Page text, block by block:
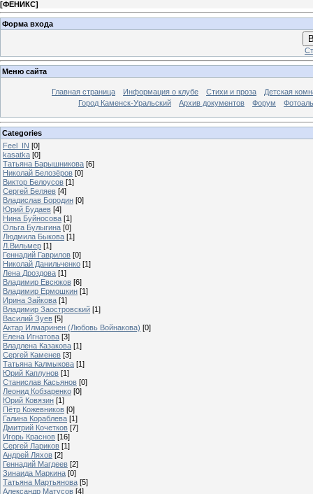
[ФЕНИКС]
Форма входа
Меню сайта
Главная страница Информация о клубе Стихи и проза
Детская
Город Каменск-Уральский
Архив документов Форум
Categories
Feel_IN [0]
kasatka [0]
Татьяна Барышникова [6]
Николай Белозёров [0]
Виктор Белоусов [1]
Сергей Беляев [4]
Владислав Бородин [0]
Юрий Будаев [4]
Нина Буйносова [1]
Ольга Булыгина [0]
Людмила Быкова [1]
Л.Вильмер [1]
Геннадий Гаврилов [0]
Николай Данильченко [1]
Лена Дроздова [1]
Владимир Евсюков [6]
Владимир Ермошкин [1]
Ирина Зайкова [1]
Владимир Заостровский [1]
Василий Зуев [5]
Актар Илмаринен (Любовь Войнакова) [0]
Елена Игнатова [3]
Владлена Казакова [1]
Сергей Каменев [3]
Татьяна Калмыкова [1]
Юрий Каплунов [1]
Станислав Касьянов [0]
Леонид Кобзаренко [0]
Юрий Ковязин [1]
Пётр Кожевников [0]
Галина Кораблева [1]
Дмитрий Кочетков [7]
Игорь Краснов [16]
Сергей Лариков [1]
Андрей Ляхов [2]
Геннадий Магдеев [2]
Зинаида Маркина [0]
Татьяна Мартьянова [5]
Александр Матусов [4]